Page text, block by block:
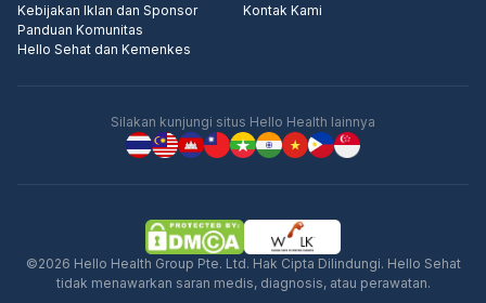
Kebijakan Iklan dan Sponsor
Panduan Komunitas
Hello Sehat dan Kemenkes
Kontak Kami
Silakan kunjungi situs Hello Health lainnya
©2026 Hello Health Group Pte. Ltd. Hak Cipta Dilindungi. Hello Sehat
tidak menawarkan saran medis, diagnosis, atau perawatan.